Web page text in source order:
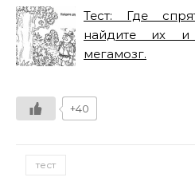
Тест: Где
найдите их
мегамозг.
+40
тест